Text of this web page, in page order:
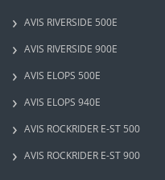
AVIS RIVERSIDE 500E
AVIS RIVERSIDE 900E
AVIS ELOPS 500E
AVIS ELOPS 940E
AVIS ROCKRIDER E-ST 500
AVIS ROCKRIDER E-ST 900